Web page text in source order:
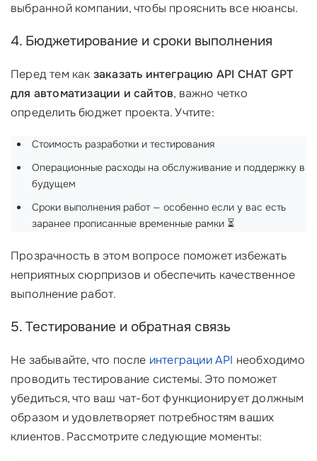
выбранной компании, чтобы прояснить все нюансы.
4. Бюджетирование и сроки выполнения
Перед тем как заказать интеграцию API CHAT GPT
для автоматизации и сайтов, важно четко
определить бюджет проекта. Учтите:
Стоимость разработки и тестирования
Операционные расходы на обслуживание и поддержку в
будущем
Сроки выполнения работ — особенно если у вас есть
заранее прописанные временные рамки ⏳
Прозрачность в этом вопросе поможет избежать
неприятных сюрпризов и обеспечить качественное
выполнение работ.
5. Тестирование и обратная связь
Не забывайте, что после интеграции API необходимо
проводить тестирование системы. Это поможет
убедиться, что ваш чат-бот функционирует должным
образом и удовлетворяет потребностям ваших
клиентов. Рассмотрите следующие моменты: